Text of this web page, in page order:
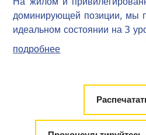
доминирующей позиции, мы
идеальном состоянии на З
море и с его взглядами
Эта вилла с
- Наверху: три люкса с
террасой и панорамным
- На первом этаже: вход,
подробнее